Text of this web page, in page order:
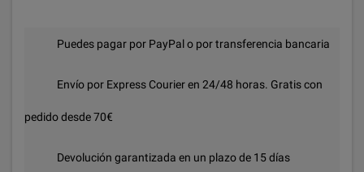
Puedes pagar por PayPal o por transferencia bancaria
Envío por Express Courier en 24/48 horas. Gratis con
pedido desde 70€
Devolución garantizada en un plazo de 15 días